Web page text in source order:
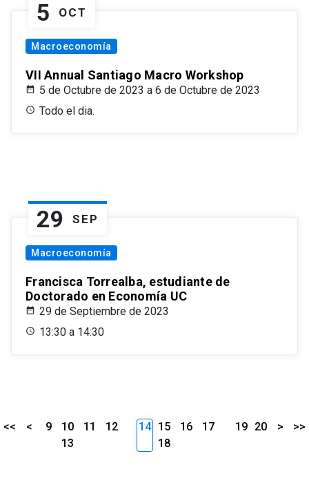
5 OCT
Macroeconomía
VII Annual Santiago Macro Workshop
5 de Octubre de 2023 a 6 de Octubre de 2023
Todo el dia.
29 SEP
Macroeconomía
Francisca Torrealba, estudiante de
Doctorado en Economía UC
29 de Septiembre de 2023
13:30 a 14:30
<< < 9 10 11
12
13
14 15 16
17
18
19 20 > >>